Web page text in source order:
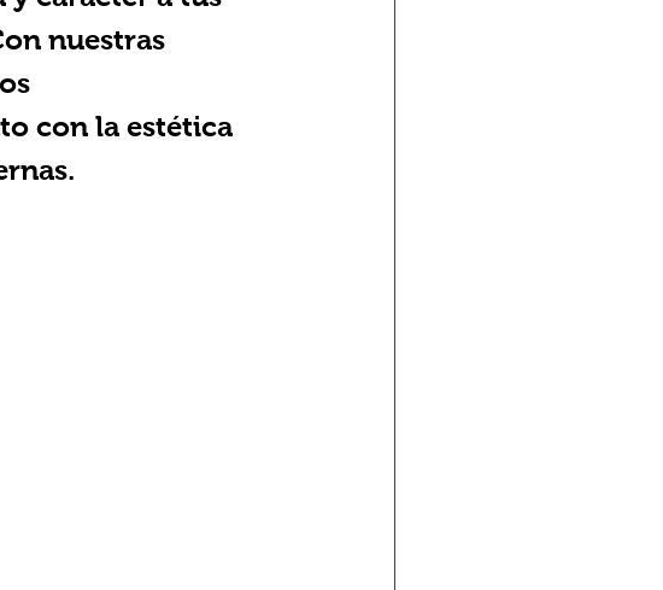
nuestras
con la estética